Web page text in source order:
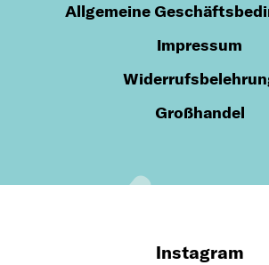
Allgemeine
Impressum
Großhandel
Instagram